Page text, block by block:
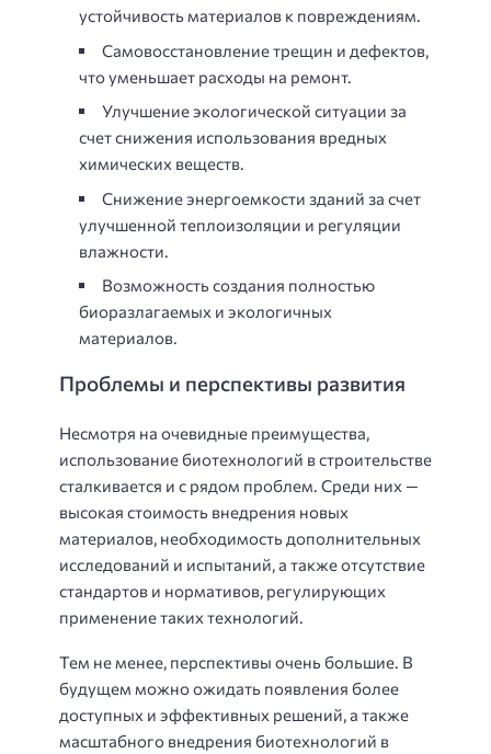
устойчивость материалов к повреждениям.
Самовосстановление трещин и дефектов,
что уменьшает расходы на ремонт.
Улучшение экологической ситуации за
счет снижения использования вредных
химических веществ.
Снижение энергоемкости зданий за счет
улучшенной теплоизоляции и регуляции
влажности.
Возможность создания полностью
биоразлагаемых и экологичных
материалов.
Проблемы и перспективы развития
Несмотря на очевидные преимущества,
использование биотехнологий в строительстве
сталкивается и с рядом проблем. Среди них —
высокая стоимость внедрения новых
материалов, необходимость дополнительных
исследований и испытаний, а также отсутствие
стандартов и нормативов, регулирующих
применение таких технологий.
Тем не менее, перспективы очень большие. В
будущем можно ожидать появления более
доступных и эффективных решений, а также
масштабного внедрения биотехнологий в